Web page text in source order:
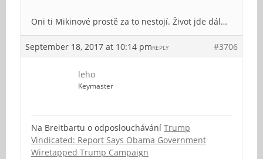
Oni ti Mikinové prostě za to nestojí. Život jde dál…
September 18, 2017 at 10:14 pm #3706
REPLY
leho
Keymaster
Na Breitbartu o odposlouchávání Trump
Vindicated: Report Says Obama Government
Wiretapped Trump Campaign